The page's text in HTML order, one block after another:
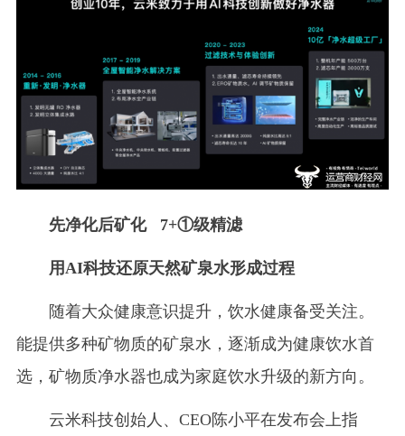
先净化后矿化 7+①级精滤
用AI科技还原天然矿泉水形成过程
随着大众健康意识提升，饮水健康备受关注。
能提供多种矿物质的矿泉水，逐渐成为健康饮水首
选，矿物质净水器也成为家庭饮水升级的新方向。
云米科技创始人、CEO陈小平在发布会上指